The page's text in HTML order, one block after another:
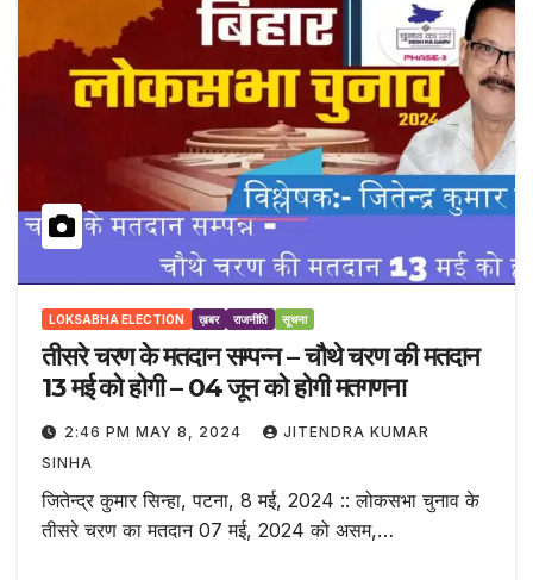
LOKSABHA ELECTION ख़बर राजनीति सूचना
तीसरे चरण के मतदान सम्पन्न – चौथे चरण की मतदान
13 मई को होगी – 04 जून को होगी मतगणना
2:46 PM MAY 8, 2024
JITENDRA KUMAR
SINHA
जितेन्द्र कुमार सिन्हा, पटना, 8 मई, 2024 :: लोकसभा चुनाव के
तीसरे चरण का मतदान 07 मई, 2024 को असम,…